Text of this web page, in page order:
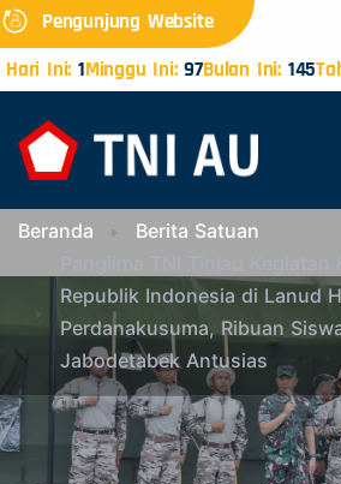
Pengunjung Website
Hari Ini: 1Minggu Ini:97Bulan Ini: 145
Beranda
Berita Satuan
Republik Indonesia di Lanud
Perdanakusuma, Ribuan
Jabodetabek Antusias